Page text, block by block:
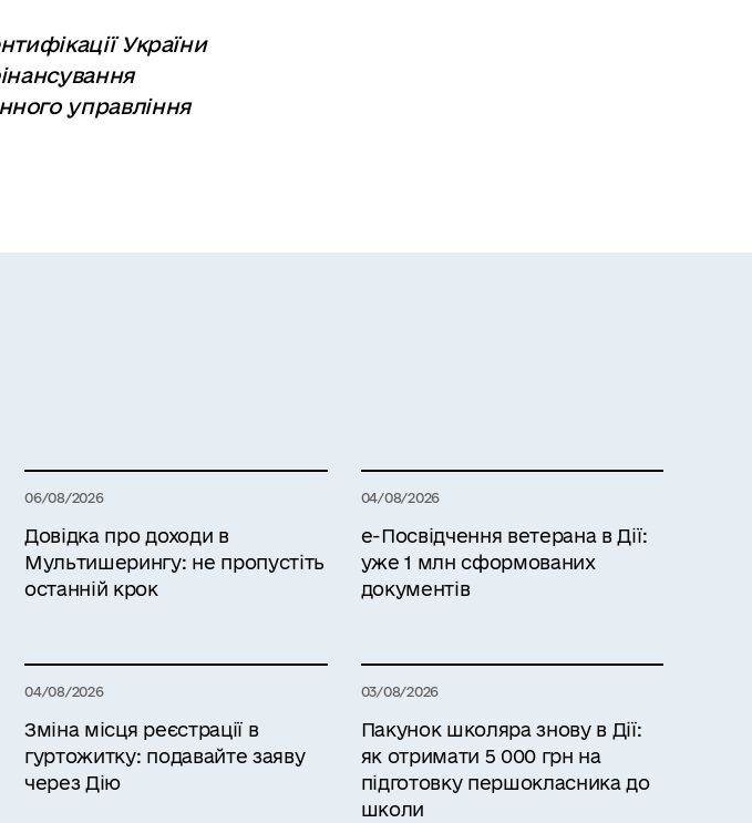
України
управління
06/08/2026
Довідка про доходи в
Мультишерингу: не пропустіть
останній крок
04/08/2026
е-Посвідчення ветерана в Дії:
уже 1 млн сформованих
документів
04/08/2026
Зміна місця реєстрації в
гуртожитку: подавайте заяву
через Дію
03/08/2026
Пакунок школяра знову в Дії:
як отримати 5 000 грн на
підготовку першокласника до
школи